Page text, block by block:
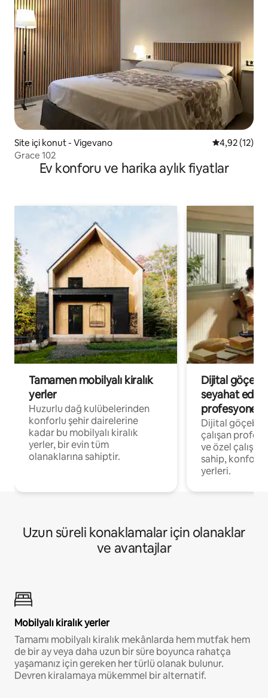
Site içi konut - Vigevano 5 üzerinden
4,92 (12)
Grace 102
Ev konforu ve harika aylık fiyatlar
Tamamen mobilyalı kiralık
yerler
Huzurlu dağ kulübelerinden
konforlu şehir dairelerine
kadar bu mobilyalı kiralık
yerler, bir evin tüm
olanaklarına sahiptir.
Dijital
seyahat eden
Dijital
çalışan
ve özel
sahip,
yerleri.
Uzun süreli konaklamalar için olanaklar
ve avantajlar
Mobilyalı kiralık yerler
Tamamı mobilyalı kiralık mekânlarda hem mutfak hem
de bir ay veya daha uzun bir süre boyunca rahatça
yaşamanız için gereken her türlü olanak bulunur.
Devren kiralamaya mükemmel bir alternatif.